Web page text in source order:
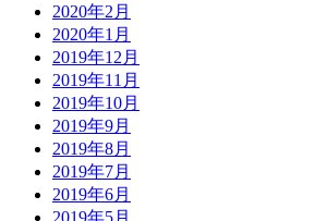
2020年2月
2020年1月
2019年12月
2019年11月
2019年10月
2019年9月
2019年8月
2019年7月
2019年6月